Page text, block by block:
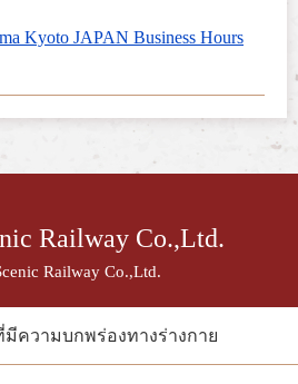
Kyoto JAPAN Business Hours
Railway Co.,Ltd.
Railway Co.,Ltd.
ความบกพร่องทางร่างกาย